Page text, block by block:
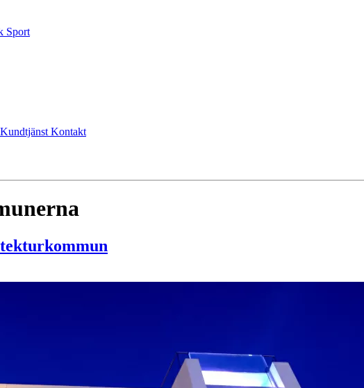
Sport
Kundtjänst Kontakt